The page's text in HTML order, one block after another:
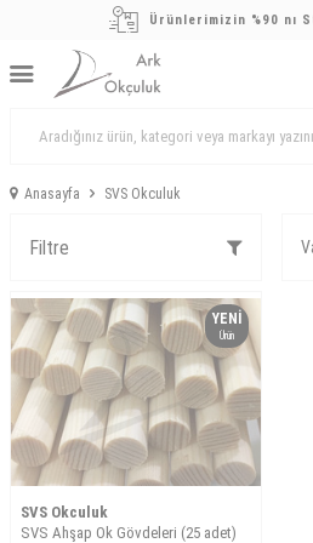
Ürünlerimizin %90 nı
Anasayfa SVS Okculuk
Filtre
YENI
Ürün
SVS Okculuk
SVS Ahşap Ok Gövdeleri (25 adet)